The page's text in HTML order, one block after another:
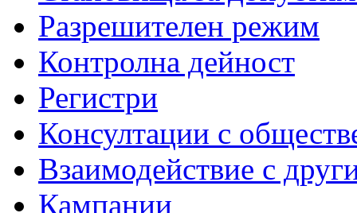
Разрешителен режим
Контролна дейност
Регистри
Консултации с
Взаимодействие с
Кампании